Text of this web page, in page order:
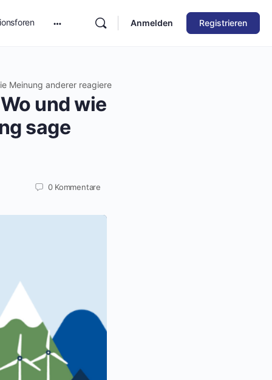
Anmelden Registrieren
Meinung anderer reagiere
und wie
sage
0 Kommentare